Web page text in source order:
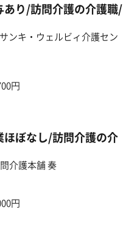
り/訪問介護の介護職/
ンキ・ウェルビィ介護セン
円
ぼなし/訪問介護の介
介護本舗 奏
円